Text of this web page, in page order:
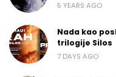
5 YEARS AGO
Nada kao
trilogije Silos
7 DAYS AGO